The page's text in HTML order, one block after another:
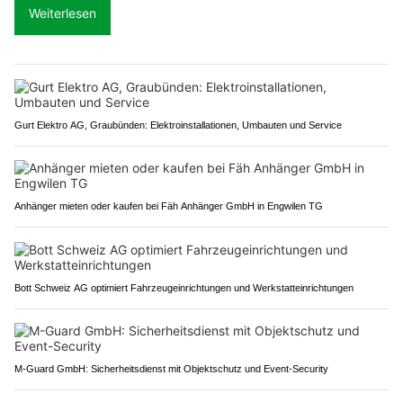
Weiterlesen
Gurt Elektro AG, Graubünden: Elektroinstallationen, Umbauten und Service
Anhänger mieten oder kaufen bei Fäh Anhänger GmbH in Engwilen TG
Bott Schweiz AG optimiert Fahrzeugeinrichtungen und Werkstatteinrichtungen
M-Guard GmbH: Sicherheitsdienst mit Objektschutz und Event-Security